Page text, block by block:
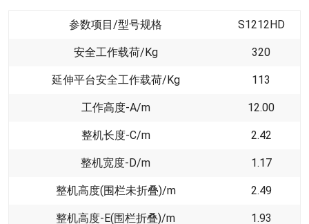
参数项目/型号规格 S1212HD
安全工作载荷/Kg 320
延伸平台安全工作载荷/Kg 113
工作高度-A/m 12.00
整机长度-C/m 2.42
整机宽度-D/m 1.17
整机高度(围栏未折叠)/m 2.49
整机高度-E(围栏折叠)/m 1.93